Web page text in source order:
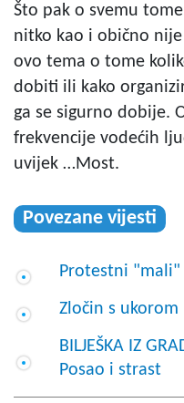
Što pak o svemu
nitko kao i obično
ovo tema o tome
dobiti ili kako
ga se sigurno dobije.
frekvencije vodećih
uvijek …Most.
Povezane vijesti
Protestni
Zločin s ukorom
BILJEŠKA IZ
Posao i strast